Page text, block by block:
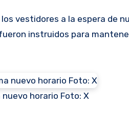
vestidores a la espera de
instruidos para
horario Foto: X